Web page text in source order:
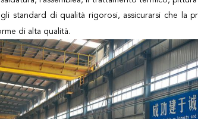
standard di qualità rigorosi, assicurarsi che
di alta qualità.